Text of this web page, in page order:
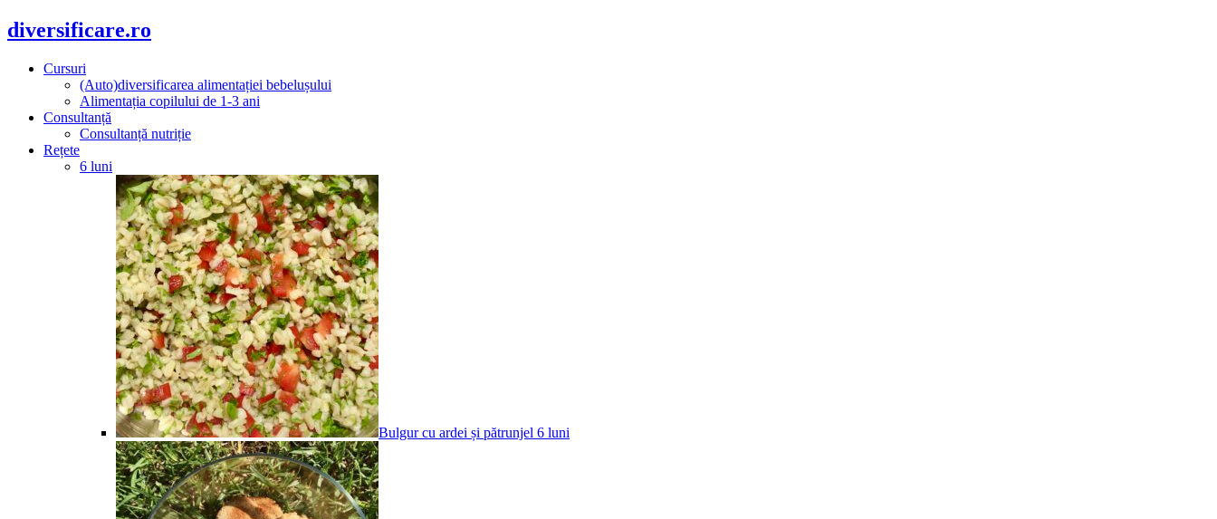
diversificare.ro
Cursuri
(Auto)diversificarea alimentației bebelușului
Alimentația copilului de 1-3 ani
Consultanță
Consultanță nutriție
Rețete
6 luni
Bulgur cu ardei și pătrunjel 6 luni